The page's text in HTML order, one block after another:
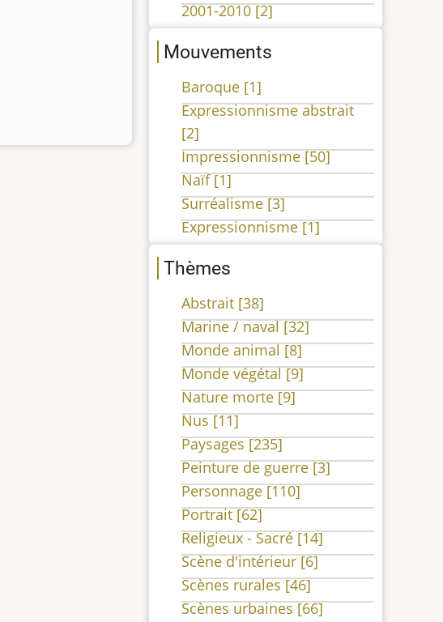
2001-2010[2]
Mouvements
Baroque [1]
Expressionnisme abstrait
[2]
Impressionnisme[50]
Naïf[1]
Surréalisme[3]
Expressionnisme[1]
Thèmes
Abstrait [38]
Marine / naval[32]
Monde animal[8]
Monde végétal[9]
Nature morte[9]
Nus[11]
Paysages[235]
Peinture de guerre[3]
Personnage[110]
Portrait[62]
Religieux - Sacré[14]
Scène d'intérieur[6]
Scènes rurales[46]
Scènes urbaines[66]